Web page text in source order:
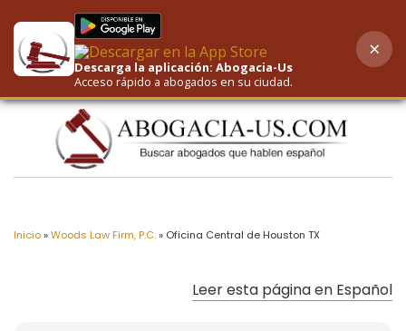
AI-Powered Search
Inicio»Woods Law Firm, P.C.» Oficina Central de Houston TX
Leer esta página en Español
Descarga la aplicación: Abogacia-Us
Acceso rápido a abogados en su ciudad.
×